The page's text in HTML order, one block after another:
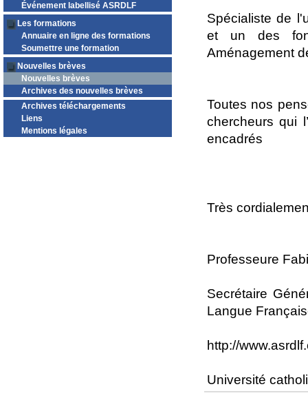
Événement labellisé ASRDLF
Les formations
Annuaire en ligne des formations
Soumettre une formation
Nouvelles brèves
Nouvelles brèves
Archives des nouvelles brèves
Archives téléchargements
Liens
Mentions légales
Spécialiste de
et un des
Aménagement
Toutes nos
chercheurs qui
encadrés
Très
Professeure
Secrétaire
Langue
http://
Université